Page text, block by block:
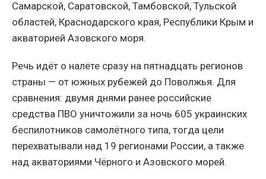
Самарской, Саратовской, Тамбовской, Тульской
областей, Краснодарского края, Республики Крым и
акваторией Азовского моря.
Речь идёт о налёте сразу на пятнадцать регионов
страны — от южных рубежей до Поволжья. Для
сравнения: двумя днями ранее российские
средства ПВО уничтожили за ночь 605 украинских
беспилотников самолётного типа, тогда цели
перехватывали над 19 регионами России, а также
над акваториями Чёрного и Азовского морей.